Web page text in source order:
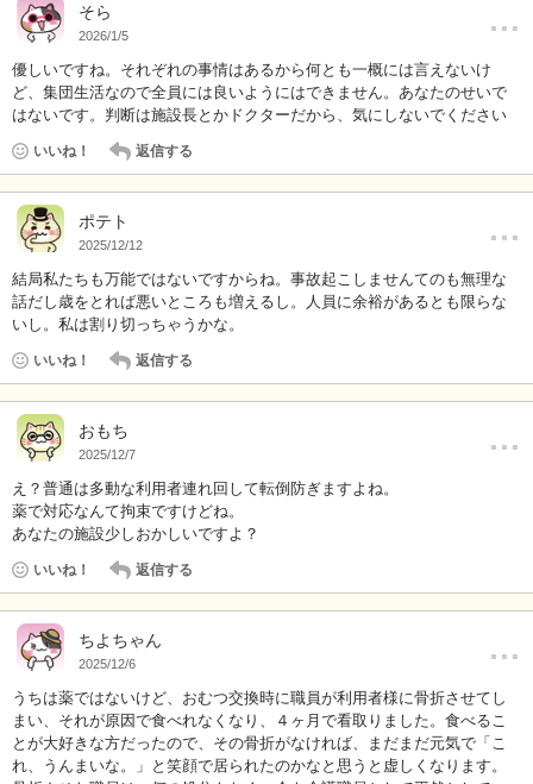
そら
2026/1/5 …
優しいですね。それぞれの事情はあるから何とも一概には言えないけ
ど、集団生活なので全員には良いようにはできません。あなたのせいで
はないです。判断は施設長とかドクターだから、気にしないでください
いいね！ 返信する
ポテト
2025/12/12 …
結局私たちも万能ではないですからね。事故起こしませんてのも無理な
話だし歳をとれば悪いところも増えるし。人員に余裕があるとも限らな
いし。私は割り切っちゃうかな。
いいね！ 返信する
おもち
2025/12/7 …
え？普通は多動な利用者連れ回して転倒防ぎますよね。
薬で対応なんて拘束ですけどね。
あなたの施設少しおかしいですよ？
いいね！ 返信する
ちよちゃん
2025/12/6 …
うちは薬ではないけど、おむつ交換時に職員が利用者様に骨折させてし
まい、それが原因で食べれなくなり、４ヶ月で看取りました。食べるこ
とが大好きな方だったので、その骨折がなければ、まだまだ元気で「こ
れ、うんまいな。」と笑顔で居られたのかなと思うと虚しくなります。